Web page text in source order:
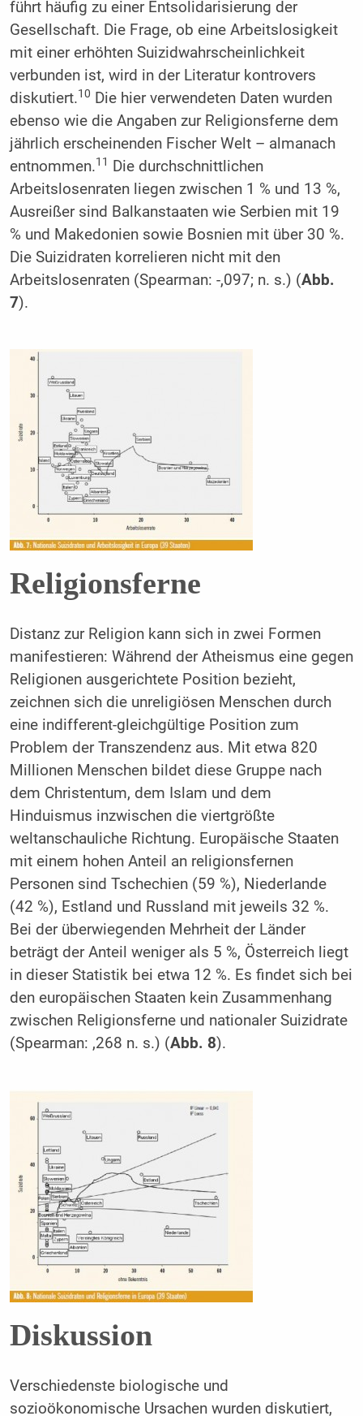
führt häufig zu einer Entsolidarisierung der
Gesellschaft. Die Frage, ob eine Arbeitslosigkeit
mit einer erhöhten Suizidwahrscheinlichkeit
verbunden ist, wird in der Literatur kontrovers
diskutiert.10 Die hier verwendeten Daten wurden
ebenso wie die Angaben zur Religionsferne dem
jährlich erscheinenden Fischer Welt – almanach
entnommen.11 Die durchschnittlichen
Arbeitslosenraten liegen zwischen 1 % und 13 %,
Ausreißer sind Balkanstaaten wie Serbien mit 19
% und Makedonien sowie Bosnien mit über 30 %.
Die Suizidraten korrelieren nicht mit den
Arbeitslosenraten (Spearman: -,097; n. s.) (Abb.
7).
Religionsferne
Distanz zur Religion kann sich in zwei Formen
manifestieren: Während der Atheismus eine gegen
Religionen ausgerichtete Position bezieht,
zeichnen sich die unreligiösen Menschen durch
eine indifferent-gleichgültige Position zum
Problem der Transzendenz aus. Mit etwa 820
Millionen Menschen bildet diese Gruppe nach
dem Christentum, dem Islam und dem
Hinduismus inzwischen die viertgrößte
weltanschauliche Richtung. Europäische Staaten
mit einem hohen Anteil an religionsfernen
Personen sind Tschechien (59 %), Niederlande
(42 %), Estland und Russland mit jeweils 32 %.
Bei der überwiegenden Mehrheit der Länder
beträgt der Anteil weniger als 5 %, Österreich liegt
in dieser Statistik bei etwa 12 %. Es findet sich bei
den europäischen Staaten kein Zusammenhang
zwischen Religionsferne und nationaler Suizidrate
(Spearman: ,268 n. s.) (Abb. 8).
Diskussion
Verschiedenste biologische und
sozioökonomische Ursachen wurden diskutiert,